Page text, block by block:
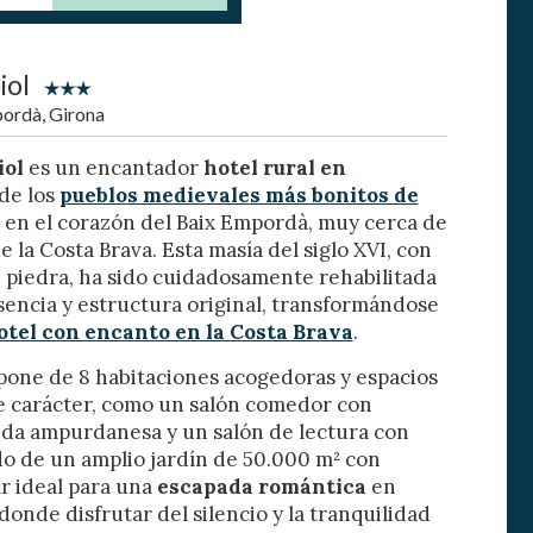
Girona
es un encantador hotel rural en
los pueblos medievales más bonitos de
el corazón del Baix Empordà, muy cerca de
la Costa Brava. Esta masía del siglo XVI, con
ha sido cuidadosamente rehabilitada
y estructura original, transformándose
con encanto en la Costa Brava.
de 8 habitaciones acogedoras y espacios
carácter, como un salón comedor con
ampurdanesa y un salón de lectura con
de un amplio jardín de 50.000 m² con
ideal para una escapada romántica en
disfrutar del silencio y la tranquilidad
de
este
de
uso